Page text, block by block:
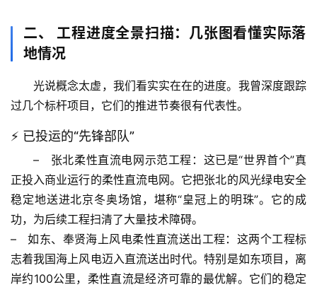
二、 工程进度全景扫描：几张图看懂实际落
地情况
光说概念太虚，我们看实实在在的进度。我曾深度跟踪
过几个标杆项目，它们的推进节奏很有代表性。
⚡ 已投运的“先锋部队”
– 张北柔性直流电网示范工程 ：这已是“世界首个”真
正投入商业运行的柔性直流电网。它把张北的风光绿电安全
稳定地送进北京冬奥场馆，堪称“皇冠上的明珠”。它的成
功，为后续工程扫清了大量技术障碍。
– 如东、奉贤海上风电柔性直流送出工程 ：这两个工程标
志着我国海上风电迈入直流送出时代。特别是如东项目，离
岸约100公里，柔性直流是经济可靠的最优解。它们的稳定